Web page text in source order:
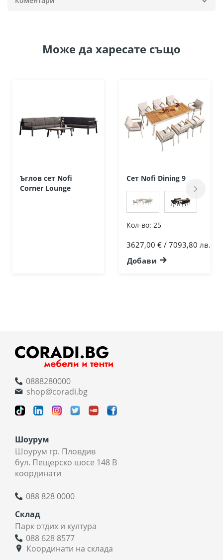
Може да харесате също
Ъглов сет Nofi
Corner Lounge
Сет Nofi Dining 9
Кол-во: 25
3627,00 € / 7093,80 лв.
Добави
0888280000
shop@coradi.bg
Шоурум
Шоурум гр. Пловдив
бул. Пещерско шосе 148 В
координати
088 828 0000
Склад
Парк отдих и култура
088 628 8577
Координати на склада